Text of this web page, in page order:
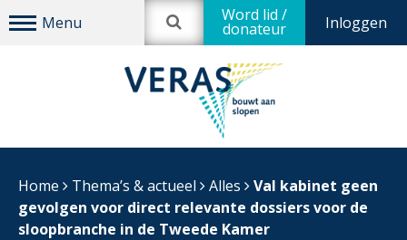
Inloggen
Word lid /
donateur
Home Thema’s & actueel Alles
Val kabinet geen
gevolgen voor direct relevante dossiers voor de
sloopbranche in de Tweede Kamer